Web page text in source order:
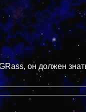
он должен